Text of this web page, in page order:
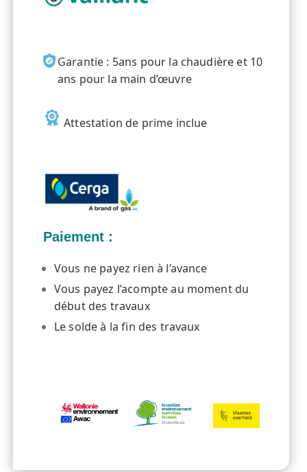
Garantie : 5ans pour la chaudière et 10
ans pour la main d’œuvre
Attestation de prime inclue
Paiement :
Vous ne payez rien à l’avance
Vous payez l’acompte au moment du
début des travaux
Le solde à la fin des travaux